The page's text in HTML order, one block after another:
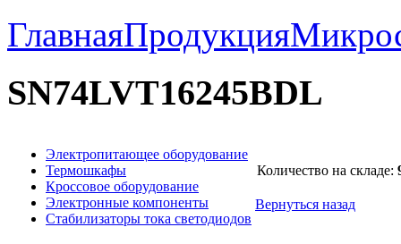
ГлавнаяПродукция
SN74LVT16245BDL
Электропитающее оборудование
Термошкафы
Кроссовое оборудование
Электронные компоненты
Стабилизаторы тока светодиодов
Количество на складе:
Вернуться назад